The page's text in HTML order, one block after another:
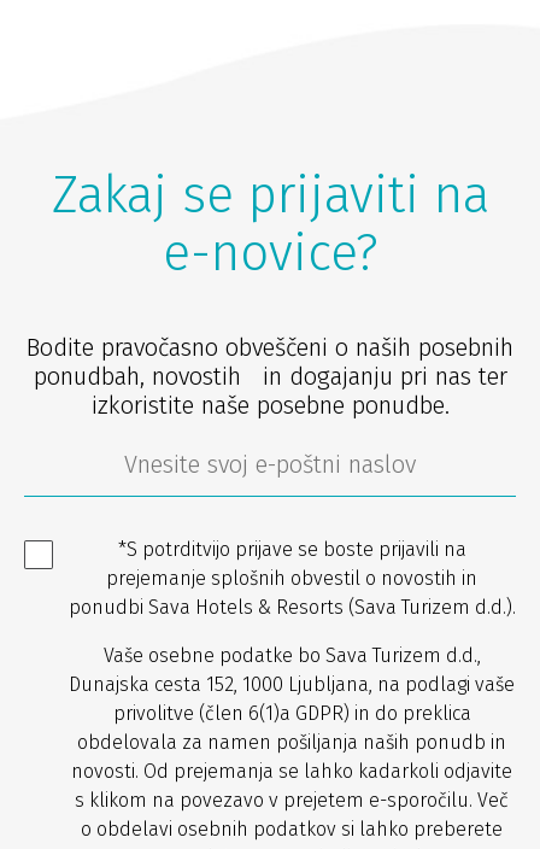
Zakaj se prijaviti na
e-novice?
Bodite pravočasno obveščeni o naših posebnih
ponudbah, novostih in dogajanju pri nas ter
izkoristite naše posebne ponudbe.
*S potrditvijo prijave se boste prijavili na
prejemanje splošnih obvestil o novostih in
ponudbi Sava Hotels & Resorts (Sava Turizem d.d.).
Vaše osebne podatke bo Sava Turizem d.d.,
Dunajska cesta 152, 1000 Ljubljana, na podlagi vaše
privolitve (člen 6(1)a GDPR) in do preklica
obdelovala za namen pošiljanja naših ponudb in
novosti. Od prejemanja se lahko kadarkoli odjavite
s klikom na povezavo v prejetem e-sporočilu. Več
o obdelavi osebnih podatkov si lahko preberete